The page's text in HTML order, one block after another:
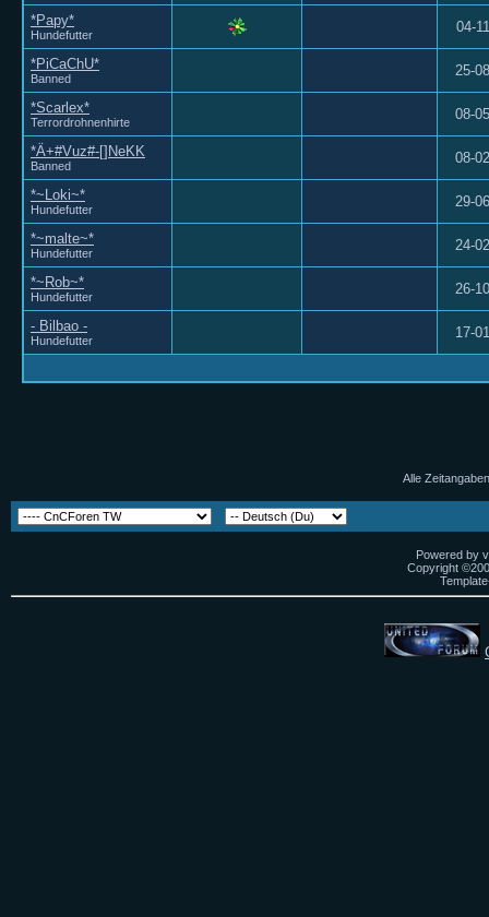
*Papy*
Hundefutter 04-
*PiCaChU*
Banned 25-
*Scarlex*
Terrordrohnenhirte 08-
*Ä+#Vuz#-[]NeKK
Banned 08-
*~Loki~*
Hundefutter 29-
*~malte~*
Hundefutter 24-
*~Rob~*
Hundefutter 26-
- Bilbao -
Hundefutter 17-
Alle
Powered by
Copyright